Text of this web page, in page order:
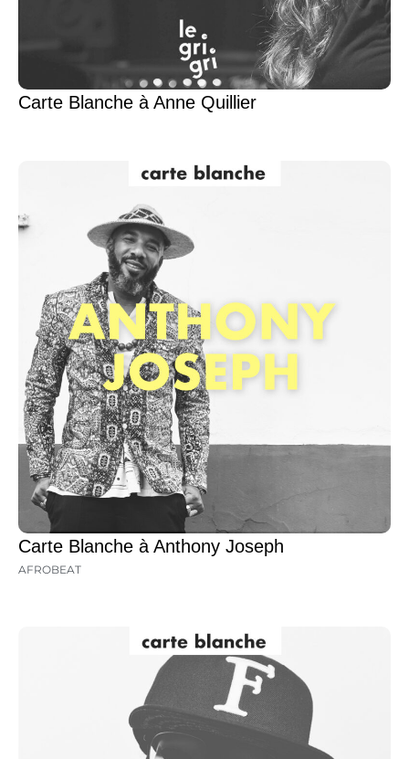
Carte Blanche à Anne Quillier
Carte Blanche à Anthony Joseph
AFROBEAT